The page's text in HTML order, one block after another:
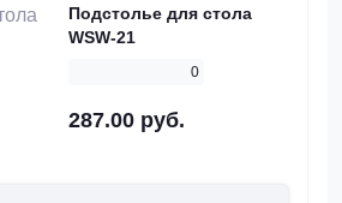
Подстолье для стола
WSW-21
0
287.00 руб.